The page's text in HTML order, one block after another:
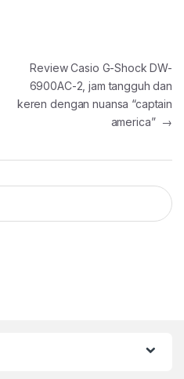
Review Casio G-Shock DW-
6900AC-2, jam tangguh dan
keren dengan nuansa “captain
america” →